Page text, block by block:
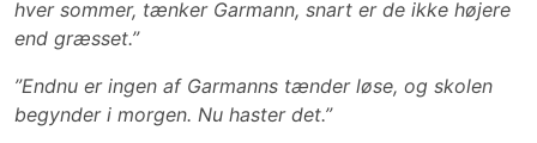
hver sommer, tænker Garmann, snart er de ikke højere
end græsset.”
”Endnu er ingen af Garmanns tænder løse, og skolen
begynder i morgen. Nu haster det.”